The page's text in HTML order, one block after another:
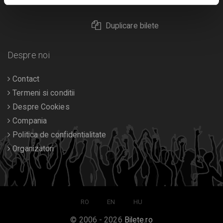
Duplicare bilete
Despre noi
Contact
Termeni si conditii
Despre Cookies
Compania
Politica de confidentialitate
Organizatori
RO EN HU
© 2006 - 2026 Bilete.ro